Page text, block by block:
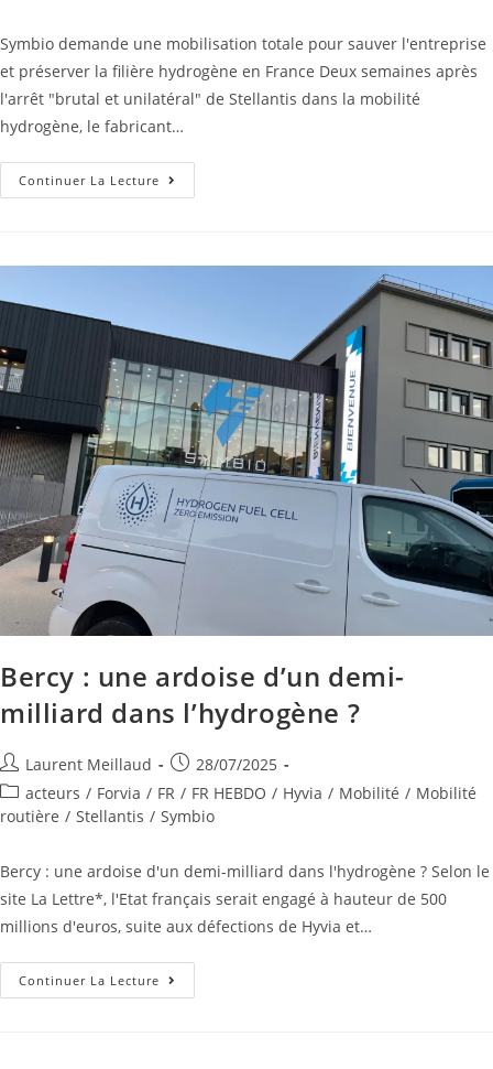
Symbio demande une mobilisation totale pour sauver l'entreprise
et préserver la filière hydrogène en France Deux semaines après
l'arrêt "brutal et unilatéral" de Stellantis dans la mobilité
hydrogène, le fabricant…
Continuer La Lecture
Bercy : une ardoise d’un demi-
milliard dans l’hydrogène ?
Laurent Meillaud
28/07/2025
acteurs / Forvia / FR / FR HEBDO / Hyvia / Mobilité / Mobilité
routière / Stellantis / Symbio
Bercy : une ardoise d'un demi-milliard dans l'hydrogène ? Selon le
site La Lettre*, l'Etat français serait engagé à hauteur de 500
millions d'euros, suite aux défections de Hyvia et…
Continuer La Lecture